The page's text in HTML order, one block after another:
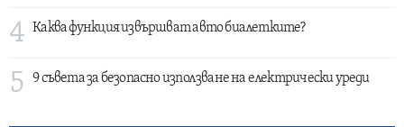
4 Каква функция извършват авто биалетките?
5 9 съвета за безопасно използване на електрически уреди